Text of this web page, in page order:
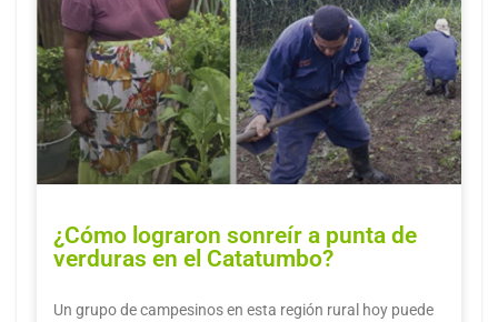
¿Cómo lograron sonreír a punta de
verduras en el Catatumbo?
Un grupo de campesinos en esta región rural hoy puede